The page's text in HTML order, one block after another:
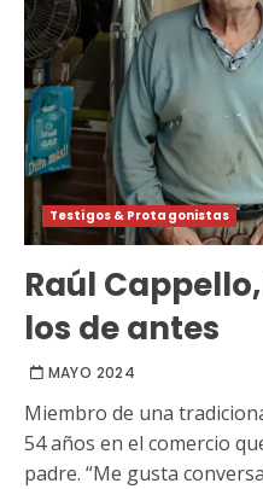
Testigos & Protagonistas
Raúl
los de antes
MAYO 2024
Miembro de una
54 años en el comercio
padre. “Me gusta